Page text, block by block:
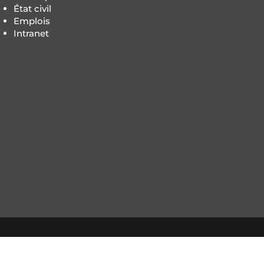
État civil
Emplois
Intranet